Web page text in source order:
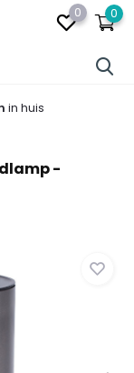
0 0
in huis
-